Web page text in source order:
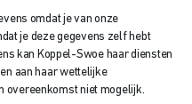
omdat je van onze
je deze gegevens zelf hebt
kan Koppel-Swoe haar diensten
aan haar wettelijke
overeenkomst niet mogelijk.